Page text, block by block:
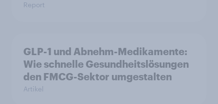
Report
GLP-1 und Abnehm-Medikamente:
Wie schnelle Gesundheitslösungen
den FMCG-Sektor umgestalten
Artikel